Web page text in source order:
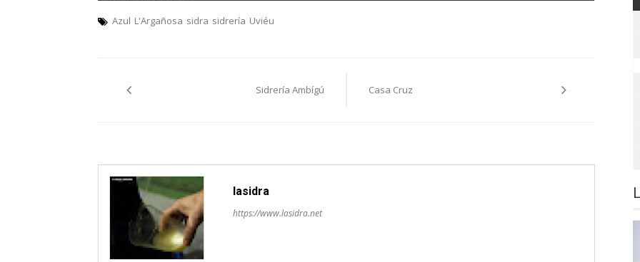
Azul L'Argañosa sidra sidrería Uviéu
pelos
Sidrería Ambígú Casa Cruz
lasidra
https://www.lasidra.net